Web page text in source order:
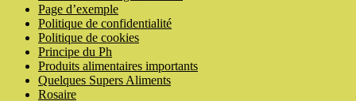
Page d’exemple
Politique de confidentialité
Politique de cookies
Principe du Ph
Produits alimentaires importants
Quelques Supers Aliments
Rosaire